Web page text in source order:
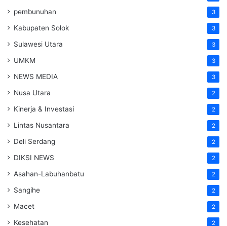
pembunuhan 3
Kabupaten Solok 3
Sulawesi Utara 3
UMKM 3
NEWS MEDIA 3
Nusa Utara 2
Kinerja & Investasi 2
Lintas Nusantara 2
Deli Serdang 2
DIKSI NEWS 2
Asahan-Labuhanbatu 2
Sangihe 2
Macet 2
Kesehatan 2